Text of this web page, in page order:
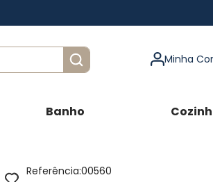
Minha
Banho
Referência:00560